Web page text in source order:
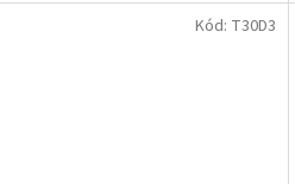
Kód: T30D3